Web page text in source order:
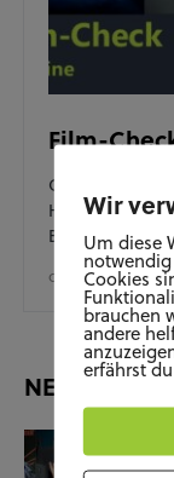
Film-
Oktober – die
Halloween
Besuch…
OKTOBER 23, 2025
NEUESTE
Wir
Um diese
Cookies
brauchen
andere
erfährst